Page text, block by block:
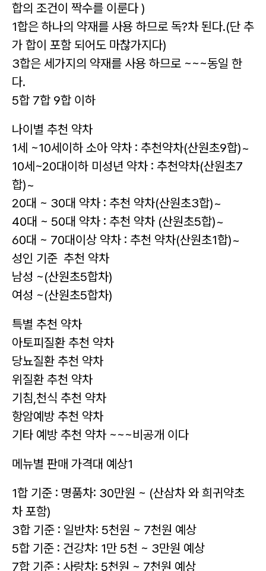
합의 조건이 짝수를 이룬다 )
1합은 하나의 약재를 사용 하므로 독?차 된다.(단 추
가 합이 포함 되어도 마찮가지다)
3합은 세가지의 약재를 사용 하므로 ~~~동일 한
다.
5합 7합 9합 이하
나이별 추천 약차
1세 ~10세이하 소아 약차 : 추천약차(산원초9합)~
10세~20대이하 미성년 약차 : 추천약차(산원초7
합)~
20대 ~ 30대 약차 : 추천 약차(산원초3합)~
40대 ~ 50대 약차 : 추천 약차 (산원초5합)~
60대 ~ 70대이상 약차 : 추천 약차(산원초1합)~
성인 기준 추천 약차
남성 ~(산원초5합차)
여성 ~(산원초5합차)
특별 추천 약차
아토피질환 추천 약차
당뇨질환 추천 약차
위질환 추천 약차
기침,천식 추천 약차
항암예방 추천 약차
기타 예방 추천 약차 ~~~비공개 이다
메뉴별 판매 가격대 예상1
1합 기준 : 명품차: 30만원 ~ (산삼차 와 희귀약초
차 포함)
3합 기준 : 일반차: 5천원 ~ 7천원 예상
5합 기준 : 건강차: 1만 5천 ~ 3만원 예상
7합 기준 : 사랑차: 5천원 ~ 7천원 예상